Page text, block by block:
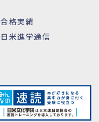
合格実績
日米進学通信